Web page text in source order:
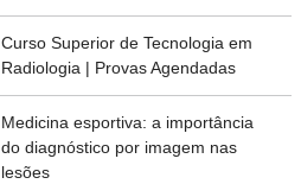
Curso Superior de Tecnologia em
Radiologia | Provas Agendadas
Medicina esportiva: a importância
do diagnóstico por imagem nas
lesões